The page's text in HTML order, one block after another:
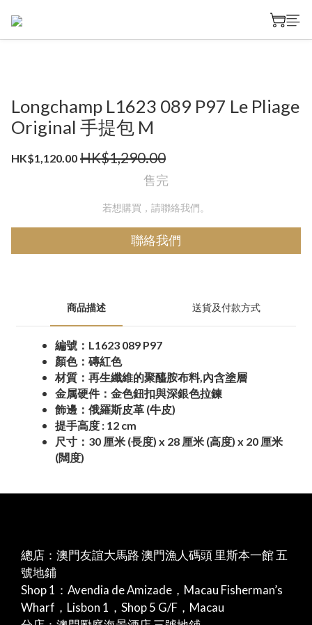
Longchamp L1623 089 P97 Le Pliage
Original 手提包 M
HK$1,120.00 HK$1,290.00
售完
若想購買，請聯絡我們。
聯絡我們
商品描述 送貨及付款方式
編號：L1623 089 P97
顏色：磚紅色
材質：再生纖維的聚醯胺布料,內含塗層
金属硬件：金色鈕扣與深銀色拉鍊
飾邊：俄羅斯皮革 (牛皮)
提手高度 : 12 cm
尺寸：30 厘米 (長度) x 28 厘米 (高度) x 20 厘米
(闊度)
總店：澳門友誼大馬路 澳門漁人碼頭 里斯本一館 五
號地鋪
Shop 1：Avendia de Amizade，Macau Fisherman’s
Wharf，Lisbon 1，Shop 5 G/F，Macau